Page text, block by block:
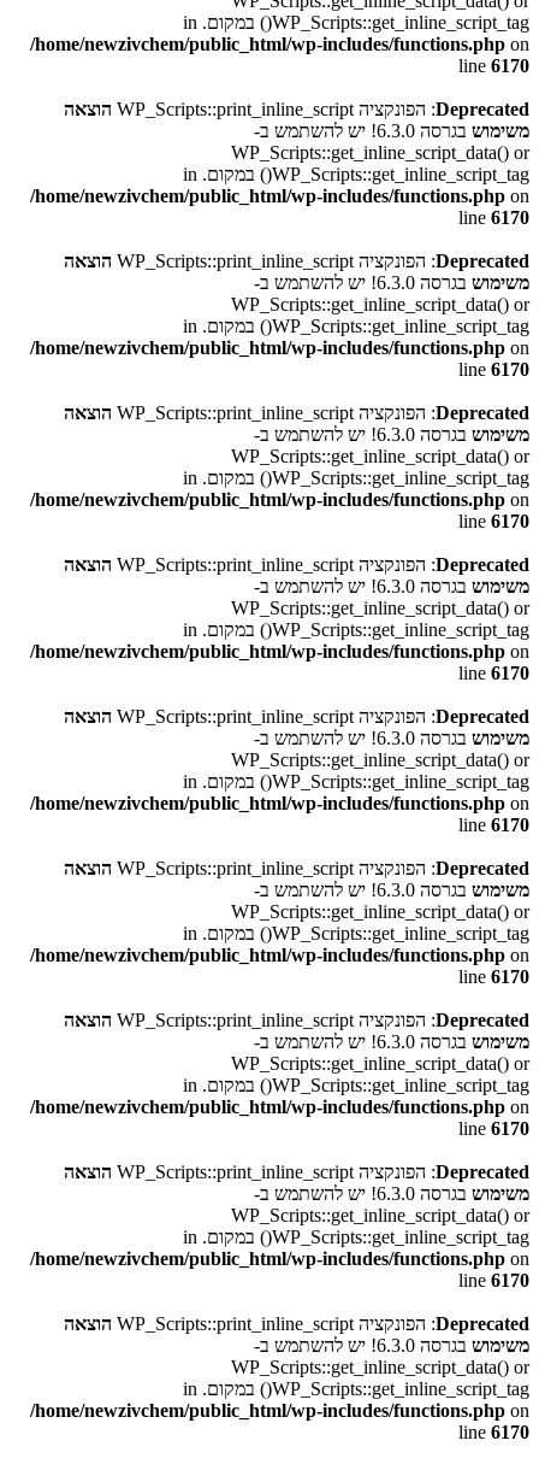
WP_Scripts::get_inline_script_tag() במקום. in
/home/newzivchem/public_html/wp-includes/functions.php on
line 6170
Deprecated: הפונקציה WP_Scripts::print_inline_script
הוצאה
משימוש
בגרסה 6.3.0! יש להשתמש ב-
WP_Scripts::get_inline_script_data() or
WP_Scripts::get_inline_script_tag() במקום. in
/home/newzivchem/public_html/wp-includes/functions.php on
line 6170
Deprecated: הפונקציה WP_Scripts::print_inline_script
הוצאה
משימוש
בגרסה 6.3.0! יש להשתמש ב-
WP_Scripts::get_inline_script_data() or
WP_Scripts::get_inline_script_tag() במקום. in
/home/newzivchem/public_html/wp-includes/functions.php on
line 6170
Deprecated: הפונקציה WP_Scripts::print_inline_script
הוצאה
משימוש
בגרסה 6.3.0! יש להשתמש ב-
WP_Scripts::get_inline_script_data() or
WP_Scripts::get_inline_script_tag() במקום. in
/home/newzivchem/public_html/wp-includes/functions.php on
line 6170
Deprecated: הפונקציה WP_Scripts::print_inline_script
הוצאה
משימוש
בגרסה 6.3.0! יש להשתמש ב-
WP_Scripts::get_inline_script_data() or
WP_Scripts::get_inline_script_tag() במקום. in
/home/newzivchem/public_html/wp-includes/functions.php on
line 6170
Deprecated: הפונקציה WP_Scripts::print_inline_script
הוצאה
משימוש
בגרסה 6.3.0! יש להשתמש ב-
WP_Scripts::get_inline_script_data() or
WP_Scripts::get_inline_script_tag() במקום. in
/home/newzivchem/public_html/wp-includes/functions.php on
line 6170
Deprecated: הפונקציה WP_Scripts::print_inline_script
הוצאה
משימוש
בגרסה 6.3.0! יש להשתמש ב-
WP_Scripts::get_inline_script_data() or
WP_Scripts::get_inline_script_tag() במקום. in
/home/newzivchem/public_html/wp-includes/functions.php on
line 6170
Deprecated: הפונקציה WP_Scripts::print_inline_script
הוצאה
משימוש
בגרסה 6.3.0! יש להשתמש ב-
WP_Scripts::get_inline_script_data() or
WP_Scripts::get_inline_script_tag() במקום. in
/home/newzivchem/public_html/wp-includes/functions.php on
line 6170
Deprecated: הפונקציה WP_Scripts::print_inline_script
הוצאה
משימוש
בגרסה 6.3.0! יש להשתמש ב-
WP_Scripts::get_inline_script_data() or
WP_Scripts::get_inline_script_tag() במקום. in
/home/newzivchem/public_html/wp-includes/functions.php on
line 6170
Deprecated: הפונקציה WP_Scripts::print_inline_script
הוצאה
משימוש
בגרסה 6.3.0! יש להשתמש ב-
WP_Scripts::get_inline_script_data() or
WP_Scripts::get_inline_script_tag() במקום. in
/home/newzivchem/public_html/wp-includes/functions.php on
line 6170